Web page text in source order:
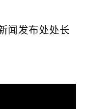
闻发布处处长